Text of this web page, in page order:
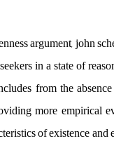
argument, john
in a state of
from the
more empirical
of existence